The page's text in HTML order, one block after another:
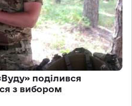
поділився
з вибором